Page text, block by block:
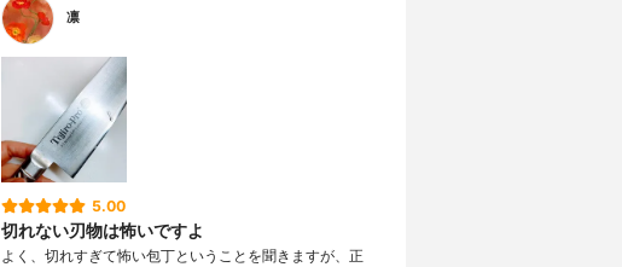
凛
5.00
切れない刃物は怖いですよ
よく、切れすぎて怖い包丁ということを聞きますが、正